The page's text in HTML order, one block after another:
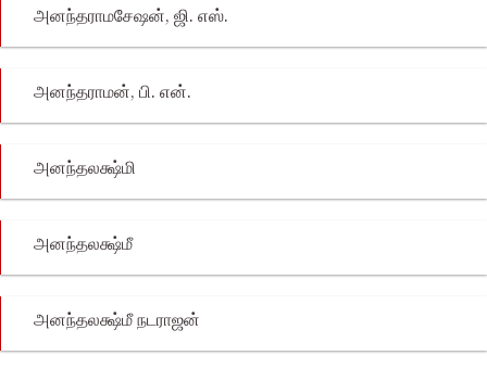
அனந்தராமசேஷன், ஜி. எஸ்.
அனந்தராமன், பி. என்.
அனந்தலக்ஷ்மி
அனந்தலக்ஷ்மீ
அனந்தலக்ஷ்மீ நடராஜன்